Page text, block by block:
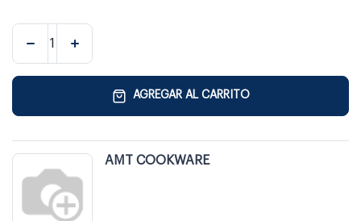
AGREGAR AL CARRITO
AMT COOKWARE